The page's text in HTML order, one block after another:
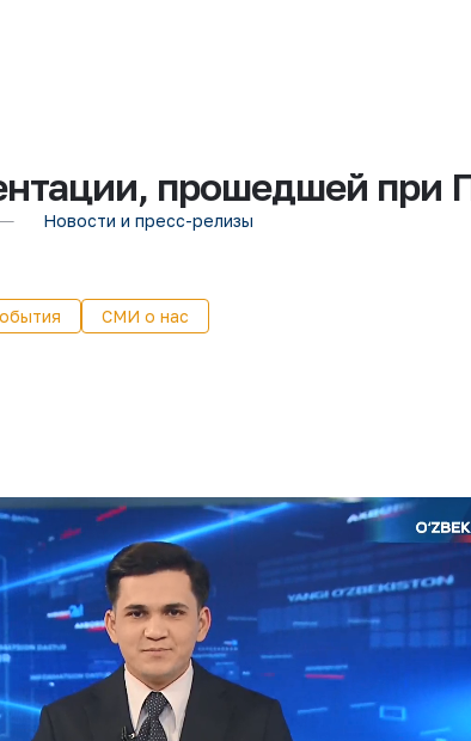
прошедшей при
Новости и пресс-релизы
СМИ о нас